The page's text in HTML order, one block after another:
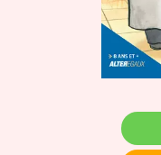
Fable, myth, literature
Princesses and
Ogres, monsters and